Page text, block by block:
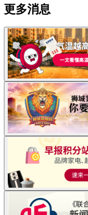
更多消息